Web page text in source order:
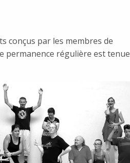
conçus par les membres de
permanence régulière est tenue